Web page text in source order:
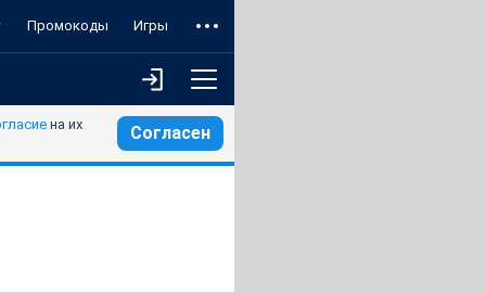
Промокоды Игры
на их Согласен